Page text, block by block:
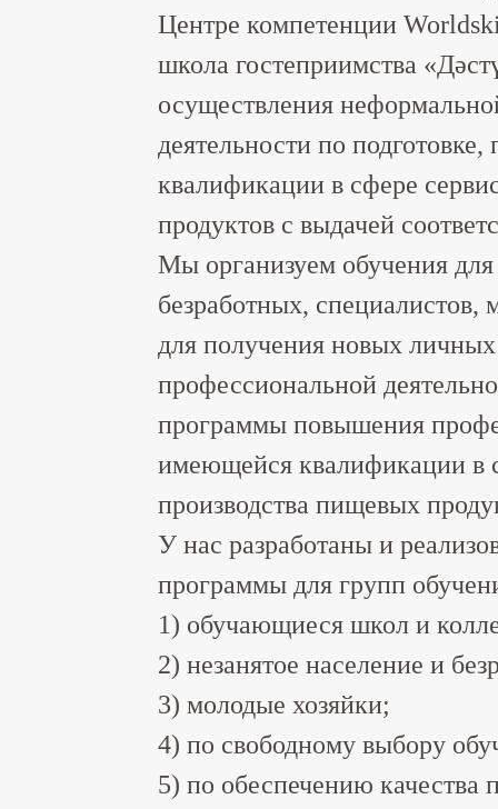
Центре компетенции
школа гостеприимства
осуществления
деятельности по
квалификации в сфере
продуктов с выдачей
Мы организуем обучения
безработных,
для получения новых
профессиональной
программы повышения
имеющейся квалификации в
производства пищевых
У нас разработаны и
программы для групп
1) обучающиеся школ и
2) незанятое население и
3) молодые хозяйки;
4) по свободному выбору
5) по обеспечению качества